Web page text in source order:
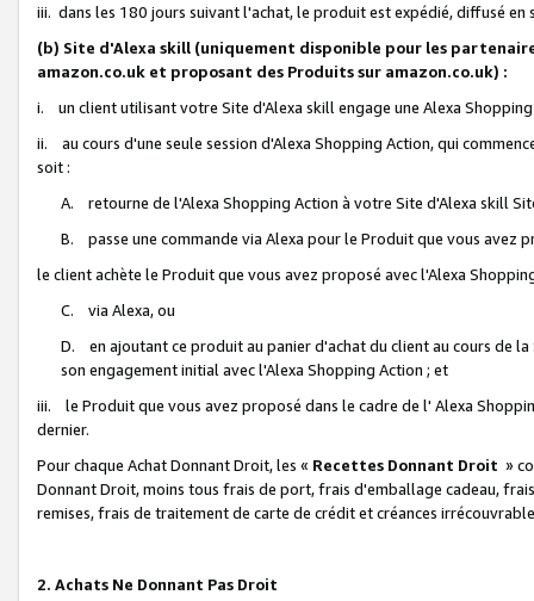
iii. dans les 180 jours suivant l'achat, le produit est expédié, diffusé
(b) Site d'Alexa skill (uniquement disponible pour les
amazon.co.uk et proposant des Produits sur amazon.co.uk) :
i. un client utilisant votre Site d'Alexa skill engage une Alexa
ii. au cours d'une seule session d'Alexa Shopping Action, qui
soit :
A. retourne de l'Alexa Shopping Action à votre Site d'Alexa skill
B. passe une commande via Alexa pour le Produit que vous avez
le client achète le Produit que vous avez proposé avec l'Alexa
C. via Alexa, ou
D. en ajoutant ce produit au panier d'achat du client au cours de
son engagement initial avec l'Alexa Shopping Action ; et
iii. le Produit que vous avez proposé dans le cadre de l' Alexa
dernier.
Pour chaque Achat Donnant Droit, les « Recettes Donnant Droit »
Donnant Droit, moins tous frais de port, frais d'emballage cadeau,
remises, frais de traitement de carte de crédit et créances
2. Achats Ne Donnant Pas Droit